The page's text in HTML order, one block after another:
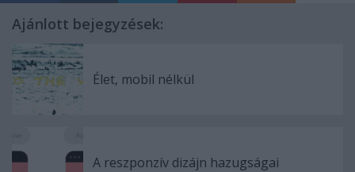
Ajánlott bejegyzések:
Élet, mobil nélkül
A reszponzív dizájn hazugságai